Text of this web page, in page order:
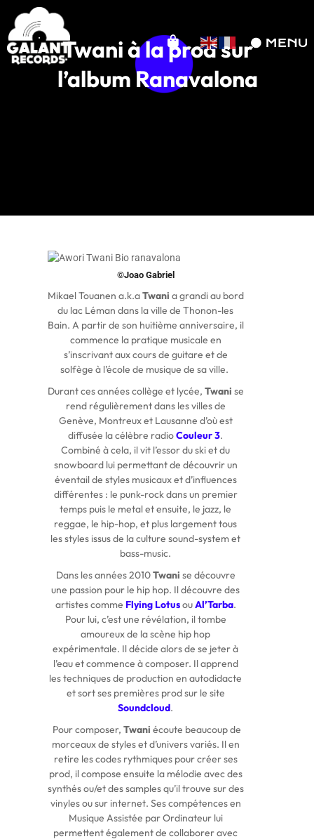
Twani à la prod sur
l’album Ranavalona
©Joao Gabriel
Mikael Touanen a.k.aTwani a grandi au bord
du lac Léman dans la ville de Thonon-les
Bain. A partir de son huitième anniversaire, il
commence la pratique musicale en
s’inscrivant aux cours de guitare et de
solfège à l’école de musique de sa ville.
Durant ces années collège et lycée, Twani se
rend régulièrement dans les villes de
Genève, Montreux et Lausanne d’où est
diffusée la célèbre radioCouleur 3.
Combiné à cela, il vit l’essor du ski et du
snowboard lui permettant de découvrir un
éventail de styles musicaux et d’influences
différentes : le punk-rock dans un premier
temps puis le metal et ensuite, le jazz, le
reggae, le hip-hop, et plus largement tous
les styles issus de la culture sound-system et
bass-music.
Dans les années 2010Twani se découvre
une passion pour le hip hop. Il découvre des
artistes comme Flying LotusouAl’Tarba.
Pour lui, c’est une révélation, il tombe
amoureux de la scène hip hop
expérimentale. Il décide alors de se jeter à
l’eau et commence à composer. Il apprend
les techniques de production en autodidacte
et sort ses premières prod sur le site
Soundcloud.
Pour composer, Twani écoute beaucoup de
morceaux de styles et d’univers variés. Il en
retire les codes rythmiques pour créer ses
prod, il compose ensuite la mélodie avec des
synthés ou/et des samples qu’il trouve sur des
vinyles ou sur internet. Ses compétences en
Musique Assistée par Ordinateur lui
permettent également de collaborer avec